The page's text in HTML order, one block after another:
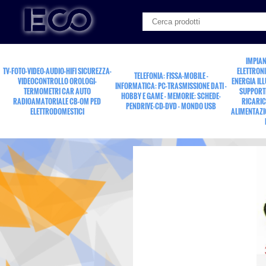
TV-FOTO-VIDEO-AUDIO-HIFI SICUREZZA-
VIDEOCONTROLLO OROLOGI-
TERMOMETRI CAR AUTO
RADIOAMATORIALE CB-OM PED
ELETTRODOMESTICI
TELEFONIA: FISSA-MOBILE -
INFORMATICA: PC-TRASMISSIONE DATI -
HOBBY E GAME - MEMORIE: SCHEDE-
PENDRIVE-CD-DVD - MONDO USB
ENERGIA
presa vol.mDIN 8poli